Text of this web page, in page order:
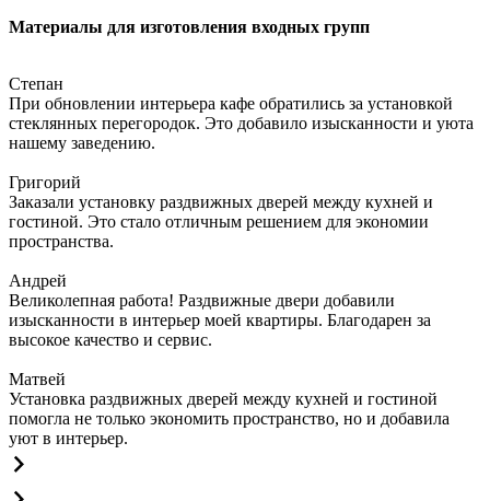
Материалы для изготовления входных групп
Степан
При обновлении интерьера кафе обратились за установкой
стеклянных перегородок. Это добавило изысканности и уюта
нашему заведению.
Григорий
Заказали установку раздвижных дверей между кухней и
гостиной. Это стало отличным решением для экономии
пространства.
Андрей
Великолепная работа! Раздвижные двери добавили
изысканности в интерьер моей квартиры. Благодарен за
высокое качество и сервис.
Матвей
Установка раздвижных дверей между кухней и гостиной
помогла не только экономить пространство, но и добавила
уют в интерьер.